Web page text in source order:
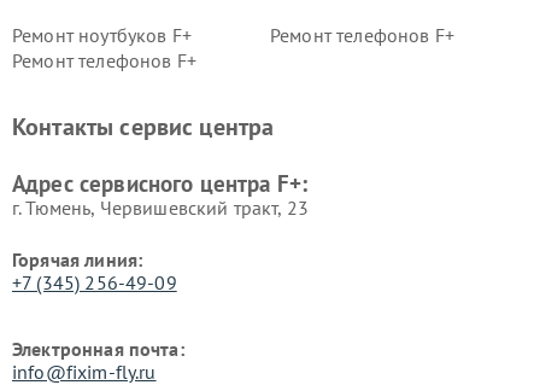
Ремонт ноутбуков F+
Ремонт телефонов F+
Ремонт телефонов F+
Контакты сервис центра
Адрес сервисного центра F+:
г. Тюмень, ​Червишевский тракт, 23
Горячая линия:
+7 (345) 256-49-09
Электронная почта:
info@fixim-fly.ru